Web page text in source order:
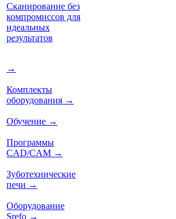
Сканирование без
компромиссов для
идеальных
результатов
→
Комплекты
оборудования →
Обучение →
Программы
CAD/CAM →
Зуботехнические
печи →
Оборудование
Srefo →